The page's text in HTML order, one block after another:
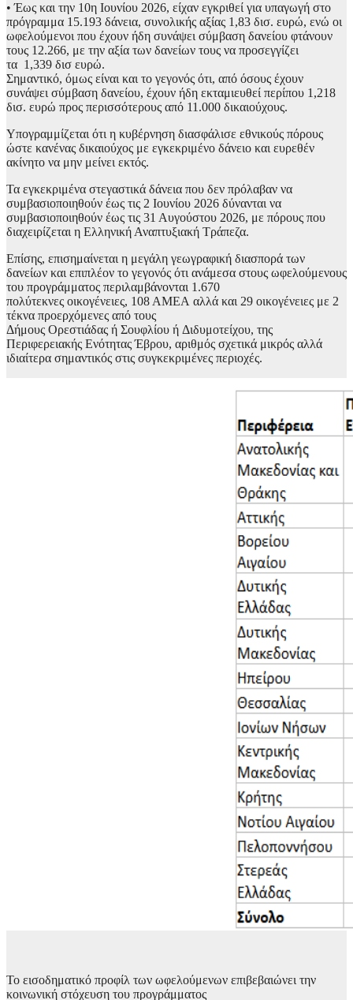
• Έως και την 10η Ιουνίου 2026, είχαν εγκριθεί για υπαγωγή στο
πρόγραμμα 15.193 δάνεια, συνολικής αξίας 1,83 δισ. ευρώ, ενώ οι
ωφελούμενοι που έχουν ήδη συνάψει σύμβαση δανείου φτάνουν
τους 12.266, με την αξία των δανείων τους να προσεγγίζει
τα 1,339 δισ ευρώ.
Σημαντικό, όμως είναι και το γεγονός ότι, από όσους έχουν
συνάψει σύμβαση δανείου, έχουν ήδη εκταμιευθεί περίπου 1,218
δισ. ευρώ προς περισσότερους από 11.000 δικαιούχους.
Υπογραμμίζεται ότι η κυβέρνηση διασφάλισε εθνικούς πόρους
ώστε κανένας δικαιούχος με εγκεκριμένο δάνειο και ευρεθέν
ακίνητο να μην μείνει εκτός.
Τα εγκεκριμένα στεγαστικά δάνεια που δεν πρόλαβαν να
συμβασιοποιηθούν έως τις 2 Ιουνίου 2026 δύνανται να
συμβασιοποιηθούν έως τις 31 Αυγούστου 2026, με πόρους που
διαχειρίζεται η Ελληνική Αναπτυξιακή Τράπεζα.
Επίσης, επισημαίνεται η μεγάλη γεωγραφική διασπορά των
δανείων και επιπλέον το γεγονός ότι ανάμεσα στους ωφελούμενους
του προγράμματος περιλαμβάνονται 1.670
πολύτεκνες οικογένειες, 108 ΑΜΕΑ αλλά και 29 οικογένειες με 2
τέκνα προερχόμενες από τους
Δήμους Ορεστιάδας ή Σουφλίου ή Διδυμοτείχου, της
Περιφερειακής Ενότητας Έβρου, αριθμός σχετικά μικρός αλλά
ιδιαίτερα σημαντικός στις συγκεκριμένες περιοχές.
Το εισοδηματικό προφίλ των ωφελούμενων επιβεβαιώνει την
κοινωνική στόχευση του προγράμματος